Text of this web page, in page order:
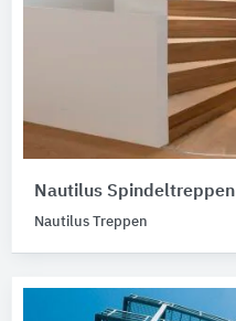
Nautilus Spindeltreppen
Nautilus Treppen